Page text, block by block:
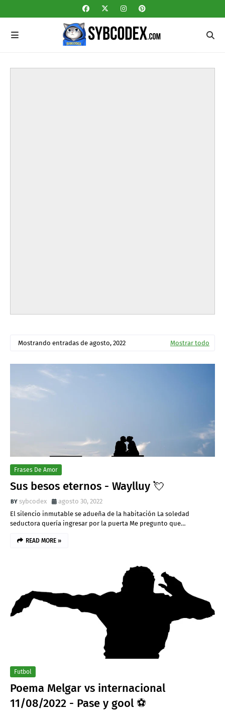
Mostrando entradas de agosto, 2022 Mostrar todo
Frases De Amor
Sus besos eternos - Waylluy 💘
sybcodex
agosto 30, 2022
El silencio inmutable se adueña de la habitación La soledad
seductora quería ingresar por la puerta Me pregunto que…
READ MORE »
Futbol
Poema Melgar vs internacional
11/08/2022 - Pase y gool ⚽